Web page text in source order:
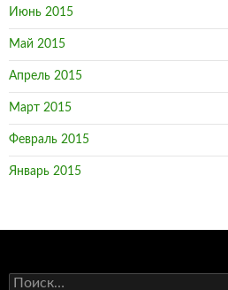
Июнь 2015
Май 2015
Апрель 2015
Март 2015
Февраль 2015
Январь 2015
Н